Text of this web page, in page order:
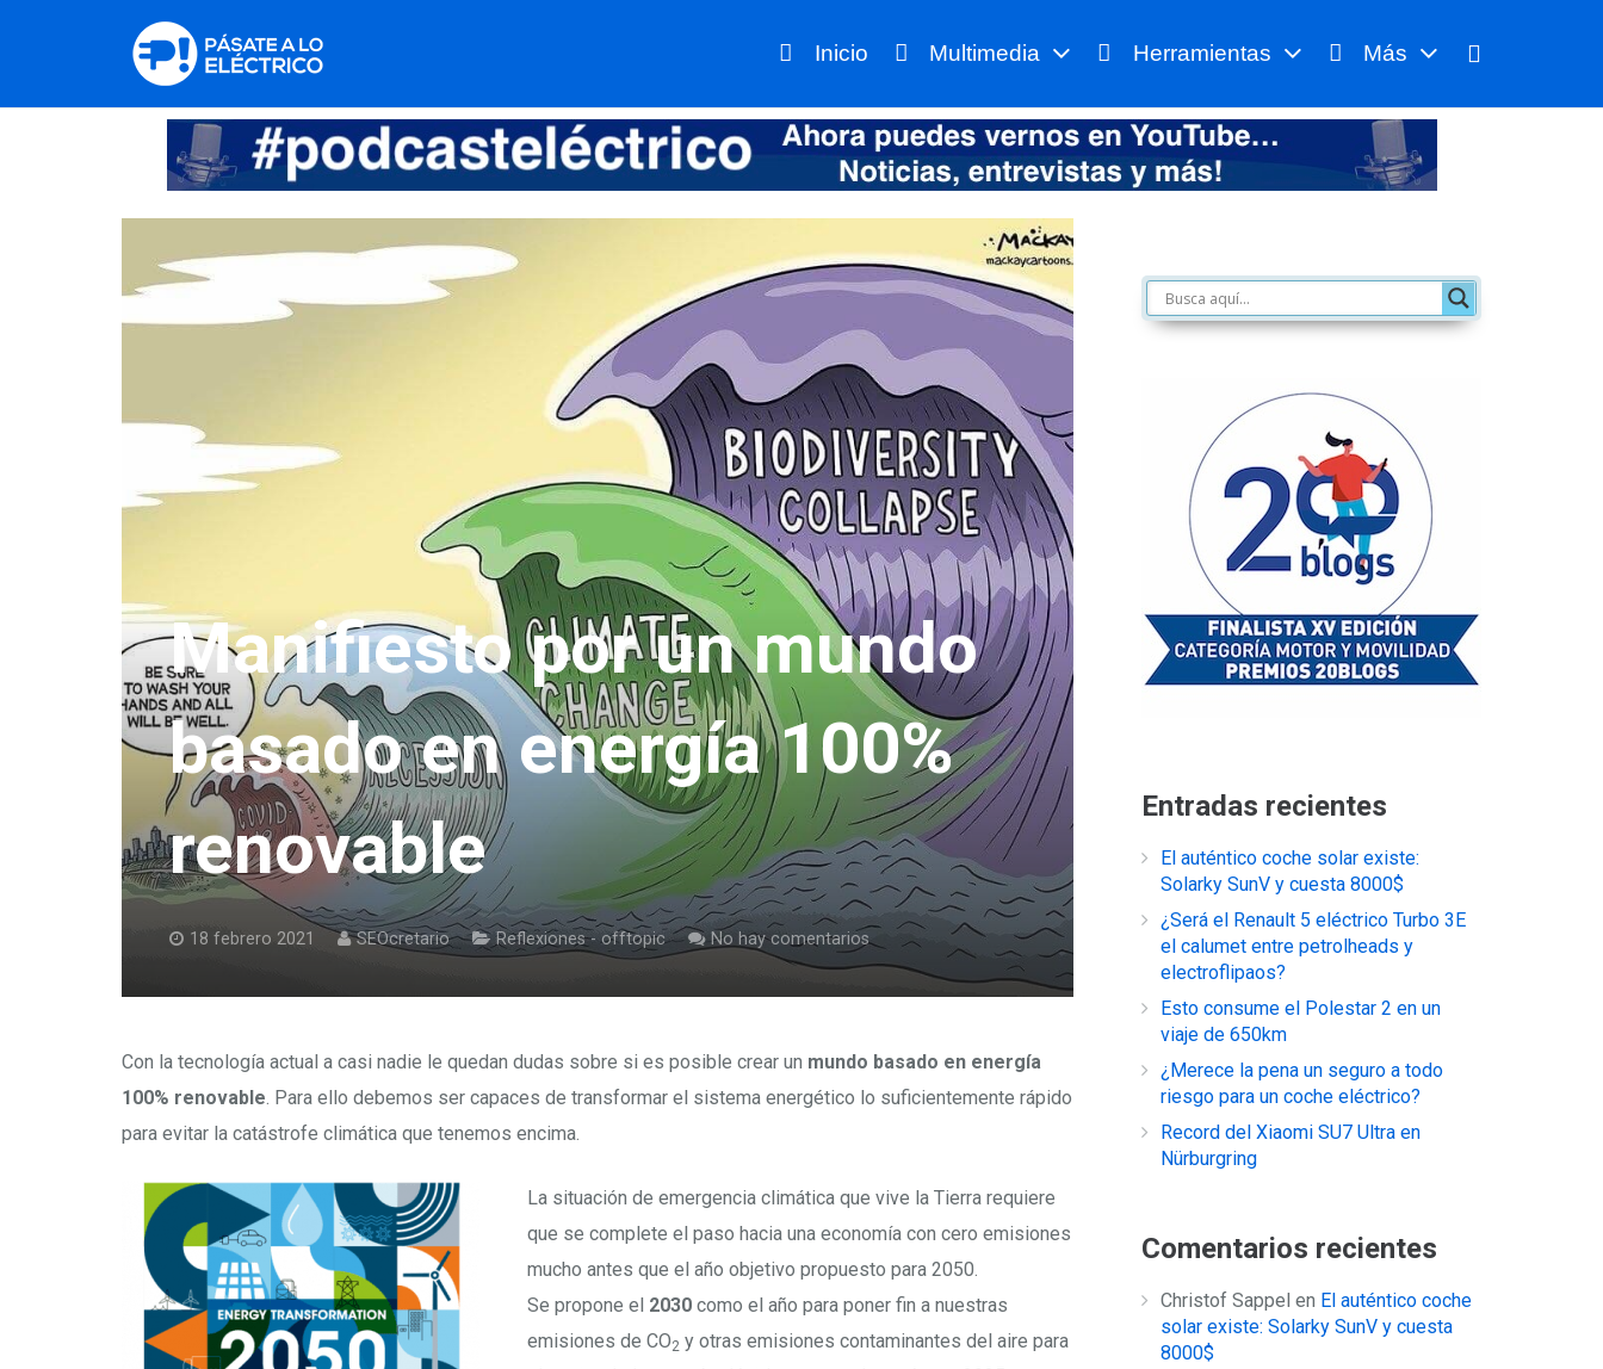
Inicio Multimedia Herramientas Más
Manifiesto por un mundo
basado en energía 100%
renovable
18 febrero 2021 SEOcretario Reflexiones - offtopic No hay comentarios
Con la tecnología actual a casi nadie le quedan dudas sobre si es posible crear un mundo basado en energía
100% renovable . Para ello debemos ser capaces de transformar el sistema energético lo suficientemente rápido
para evitar la catástrofe climática que tenemos encima.
La situación de emergencia climática que vive la Tierra requiere
que se complete el paso hacia una economía con cero emisiones
mucho antes que el año objetivo propuesto para 2050.
Se propone el 2030 como el año para poner fin a nuestras
emisiones de CO2 y otras emisiones contaminantes del aire para
Entradas recientes
El auténtico coche solar existe:
Solarky SunV y cuesta 8000$
¿Será el Renault 5 eléctrico Turbo 3E
el calumet entre petrolheads y
electroflipaos?
Esto consume el Polestar 2 en un
viaje de 650km
¿Merece la pena un seguro a todo
riesgo para un coche eléctrico?
Record del Xiaomi SU7 Ultra en
Nürburgring
Comentarios recientes
Christof Sappel en El auténtico coche
solar existe: Solarky SunV y cuesta
8000$